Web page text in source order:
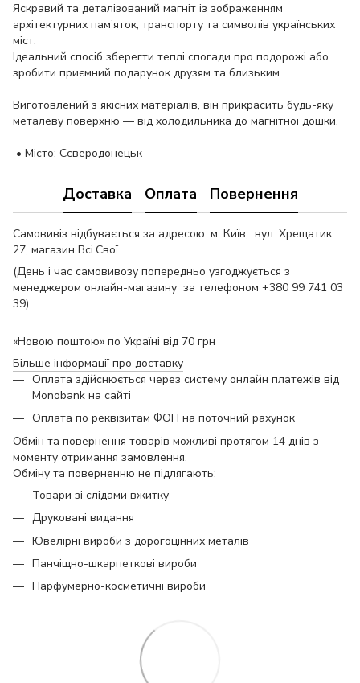
Яскравий та деталізований магніт із зображенням
архітектурних пам’яток, транспорту та символів українських
міст.
Ідеальний спосіб зберегти теплі спогади про подорожі або
зробити приємний подарунок друзям та близьким.
Виготовлений з якісних матеріалів, він прикрасить будь-яку
металеву поверхню — від холодильника до магнітної дошки.
• Місто: Сєверодонецьк
Доставка Оплата Повернення
Самовивіз відбувається за адресою: м. Київ, вул. Хрещатик
27, магазин Всі.Свої.
(День і час самовивозу попередньо узгоджується з
менеджером онлайн-магазину за телефоном +380 99 741 03
39)
«Новою поштою» по Україні від 70 грн
Більше інформації про доставку
Оплата здійснюється через систему онлайн платежів від
Monobank на сайті
Оплата по реквізитам ФОП на поточний рахунок
Обмін та повернення товарів можливі протягом 14 днів з
моменту отримання замовлення.
Обміну та поверненню не підлягають:
Товари зі слідами вжитку
Друковані видання
Ювелірні вироби з дорогоцінних металів
Панчіщно-шкарпеткові вироби
Парфумерно-косметичні вироби